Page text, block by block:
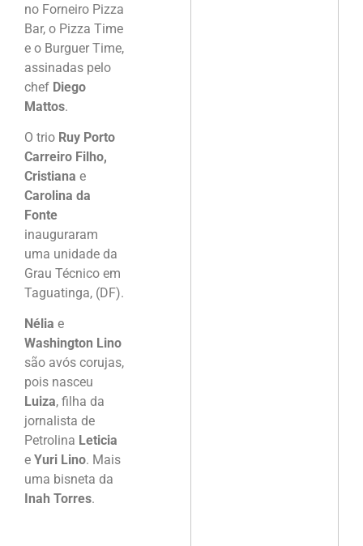
no Forneiro Pizza
Bar, o Pizza Time
e o Burguer Time,
assinadas pelo
chef Diego
Mattos.
O trio Ruy Porto
Carreiro Filho,
Cristiana e
Carolina da
Fonte
inauguraram
uma unidade da
Grau Técnico em
Taguatinga, (DF).
Nélia e
Washington Lino
são avós corujas,
pois nasceu
Luiza, filha da
jornalista de
Petrolina Leticia
e Yuri Lino. Mais
uma bisneta da
Inah Torres.